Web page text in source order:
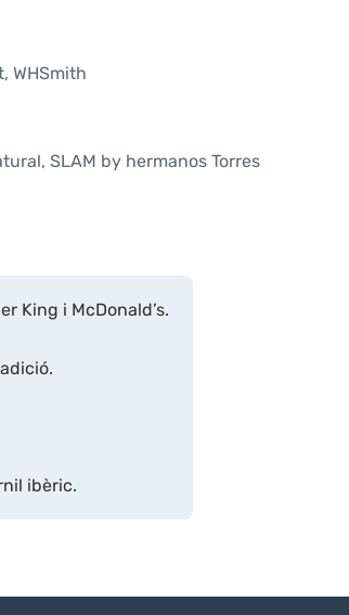
WHSmith
SLAM by hermanos Torres
King i McDonald’s.
ibèric.